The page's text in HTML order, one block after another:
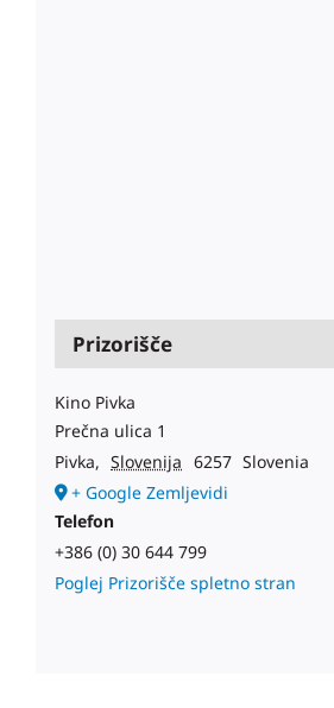
Prizorišče
Kino Pivka
Prečna ulica 1
Pivka, Slovenija 6257 Slovenia
+ Google Zemljevidi
Telefon
+386 (0) 30 644 799
Poglej Prizorišče spletno stran